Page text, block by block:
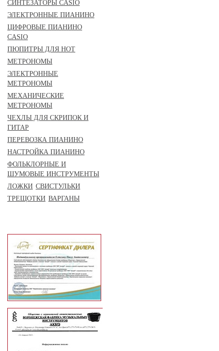
СИНТЕЗАТОРЫ CASIO
ЭЛЕКТРОННЫЕ ПИАНИНО
ЦИФРОВЫЕ ПИАНИНО
CASIO
ПЮПИТРЫ ДЛЯ НОТ
МЕТРОНОМЫ
ЭЛЕКТРОННЫЕ
МЕТРОНОМЫ
МЕХАНИЧЕСКИЕ
МЕТРОНОМЫ
ЧЕХЛЫ ДЛЯ СКРИПОК И
ГИТАР
ПЕРЕВОЗКА ПИАНИНО
НАСТРОЙКА ПИАНИНО
ФОЛЬКЛОРНЫЕ И
ШУМОВЫЕ ИНСТРУМЕНТЫ
ЛОЖКИ СВИСТУЛЬКИ
ТРЕЩОТКИ ВАРГАНЫ